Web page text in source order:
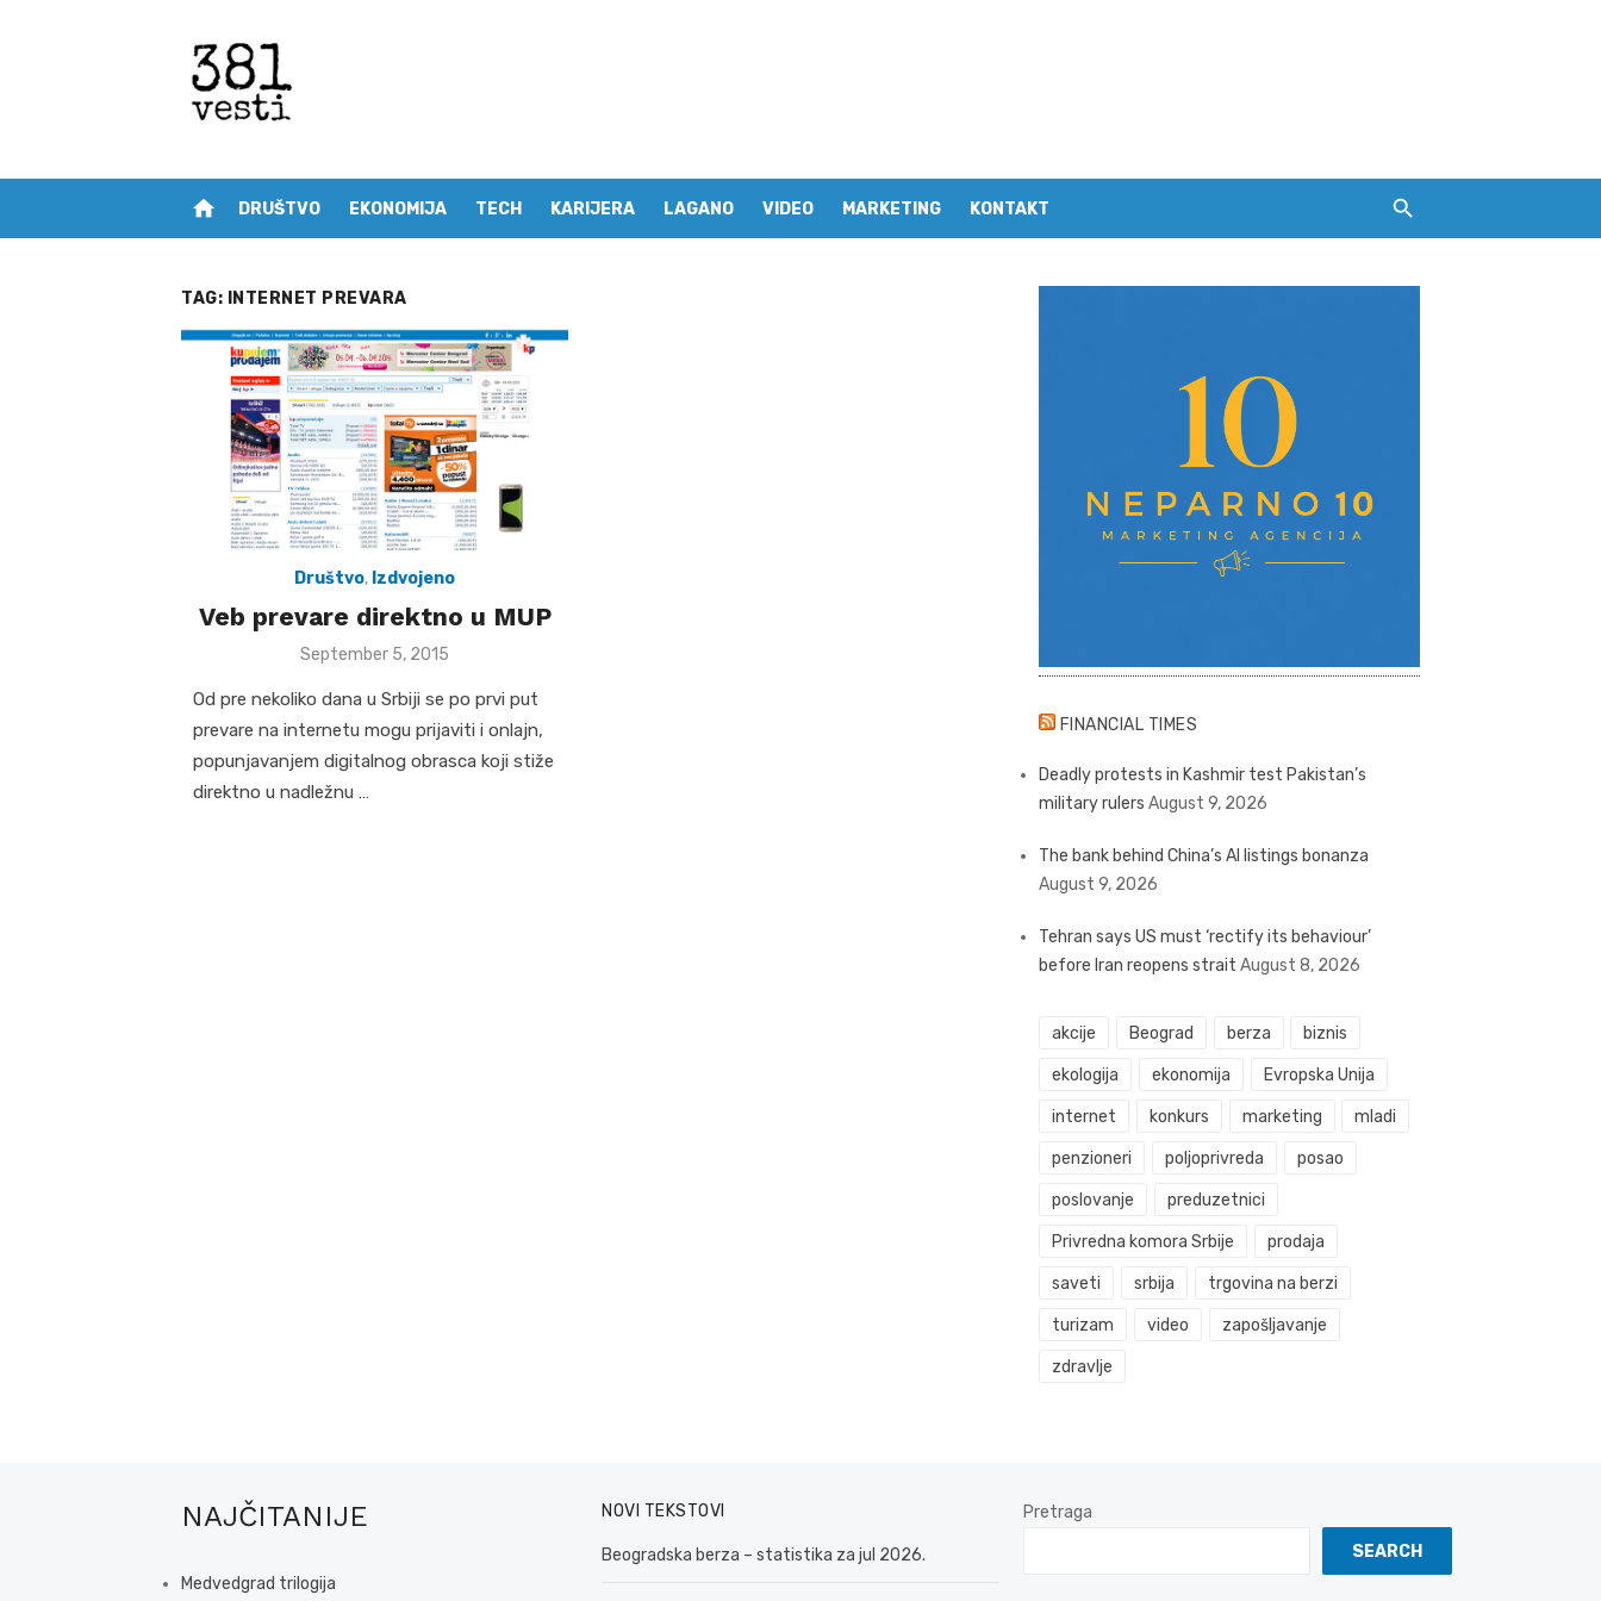
home DRUŠTVO EKONOMIJA TECH KARIJERA LAGANO VIDEO MARKETING KONTAKT
TAG: INTERNET PREVARA
Društvo, Izdvojeno
Veb prevare direktno u MUP
Posted
September 5, 2015
Od pre nekoliko dana u Srbiji se po prvi put
prevare na internetu mogu prijaviti i onlajn,
popunjavanjem digitalnog obrasca koji stiže
direktno u nadležnu …
FINANCIAL TIMES
Deadly protests in Kashmir test Pakistan’s
military rulers August 9, 2026
The bank behind China’s AI listings bonanza
August 9, 2026
Tehran says US must ‘rectify its behaviour’
before Iran reopens strait August 8, 2026
akcije Beograd berza biznis
ekologija ekonomija Evropska Unija
internet konkurs marketing mladi
penzioneri poljoprivreda posao
poslovanje preduzetnici
Privredna komora Srbije prodaja
saveti srbija trgovina na berzi
turizam video zapošljavanje
zdravlje
NAJČITANIJE
Medvedgrad trilogija
NOVI TEKSTOVI
Beogradska berza – statistika za jul 2026.
Pretraga
SEARCH